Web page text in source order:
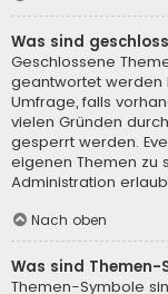
Was sind
Geschlossene
geantwortet werden
Umfrage, falls
vielen Gründen
gesperrt werden.
eigenen Themen zu
Administration
Nach oben
Was sind Themen-
Themen-Symbole